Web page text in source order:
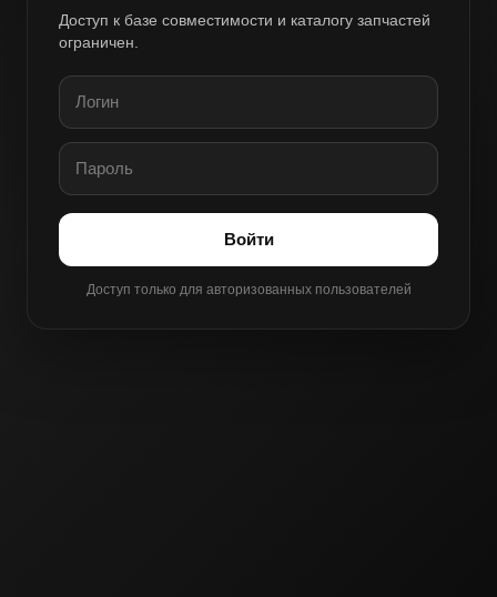
Доступ к базе совместимости и каталогу запчастей
ограничен.
Войти
Доступ только для авторизованных пользователей